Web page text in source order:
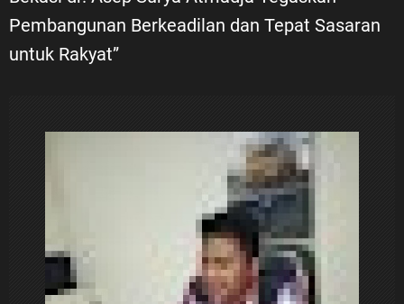
g
Pembangunan Berkeadilan dan Tepat Sasaran
untuk Rakyat”